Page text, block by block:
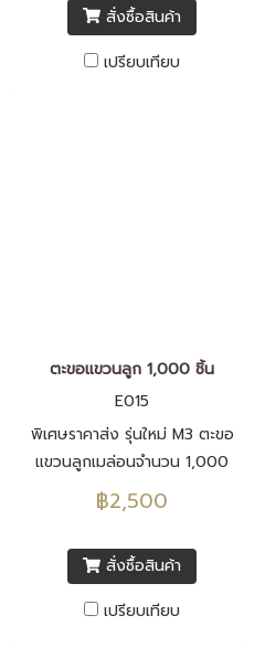
สั่งซื้อสินค้า
เปรียบเทียบ
ตะขอแขวนลูก 1,000 ชิ้น
E015
พิเศษราคาส่ง รุ่นใหม่ M3 ตะขอ
แขวนลูกเมล่อนจำนวน 1,000
ชิ้น สินค้าพิเศษจาก
Rukkla.com
฿2,500
สั่งซื้อสินค้า
เปรียบเทียบ